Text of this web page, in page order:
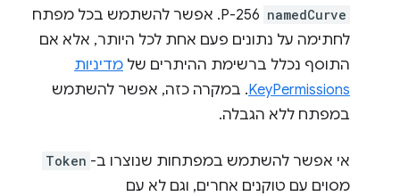
namedCurve
P-256. אפשר להשתמש בכל מפתח
לחתימה על נתונים פעם אחת לכל היותר, אלא אם
התוסף נכלל ברשימת ההיתרים של מדיניות
KeyPermissions. במקרה כזה, אפשר להשתמש
במפתח ללא הגבלה.
אי אפשר להשתמש במפתחות שנוצרו ב- Token
מסוים עם טוקנים אחרים, וגם לא עם